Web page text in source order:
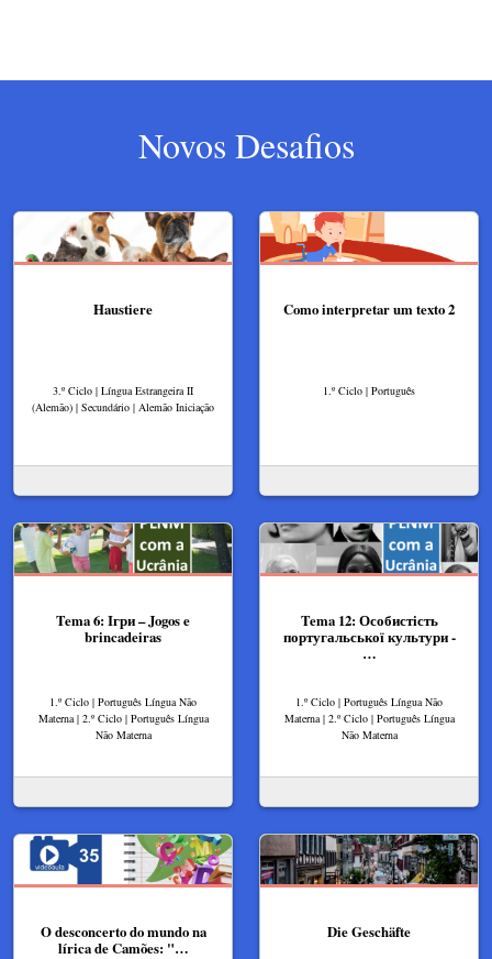
Novos Desafios
Haustiere
3.º Ciclo | Língua Estrangeira II
(Alemão) | Secundário | Alemão Iniciação
Como interpretar um texto 2
1.º Ciclo | Português
Tema 6: Ігри – Jogos e
brincadeiras
1.º Ciclo | Português Língua Não
Materna | 2.º Ciclo | Português Língua
Não Materna
Tema 12: Особистість
португальської культури -
…
1.º Ciclo | Português Língua Não
Materna | 2.º Ciclo | Português Língua
Não Materna
O desconcerto do mundo na
lírica de Camões: "…
Die Geschäfte